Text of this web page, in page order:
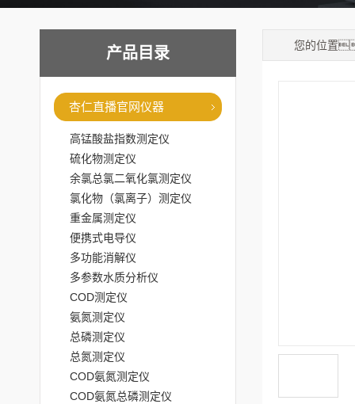
产品目录
杏仁直播官网仪器
高锰酸盐指数测定仪
硫化物测定仪
余氯总氯二氧化氯测定仪
氯化物（氯离子）测定仪
重金属测定仪
便携式电导仪
多功能消解仪
多参数水质分析仪
COD测定仪
氨氮测定仪
总磷测定仪
总氮测定仪
COD氨氮测定仪
COD氨氮总磷测定仪
您的位置